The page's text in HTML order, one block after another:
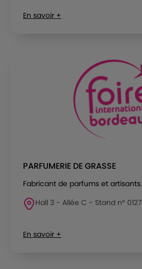
En savoir +
PARFUMERIE DE GRASSE
Fabricant de parfums et artisants.
Hall 3 - Allée C - Stand n° 0127
En savoir +